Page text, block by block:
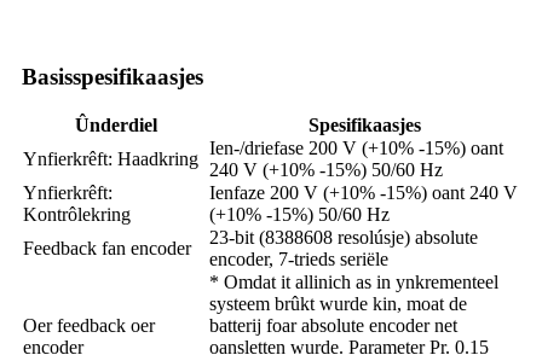
Basisspesifikaasjes
Ûnderdiel
Spesifikaasjes
Ynfierkrêft: Haadkring
Ien-/driefase 200 V (+10% -15%) oant
240 V (+10% -15%) 50/60 Hz
Ynfierkrêft:
Kontrôlekring
Ienfaze 200 V (+10% -15%) oant 240 V
(+10% -15%) 50/60 Hz
Feedback fan encoder
23-bit (8388608 resolúsje) absolute
encoder, 7-trieds seriële
Oer feedback oer
encoder
* Omdat it allinich as in ynkrementeel
systeem brûkt wurde kin, moat de
batterij foar absolute encoder net
oansletten wurde. Parameter Pr. 0.15